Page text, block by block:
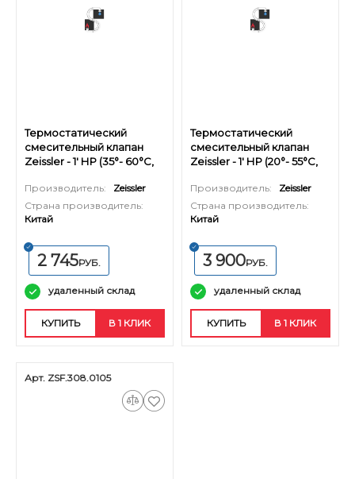
Термостатический
смесительный клапан
Zeissler - 1' НР (35°- 60°C,
Производитель:
Zeissler
Страна производитель:
Китай
2 745РУБ.
удаленный склад
КУПИТЬ В 1 КЛИК
Термостатический
смесительный клапан
Zeissler - 1' НР (20°- 55°C,
Производитель:
Zeissler
Страна производитель:
Китай
3 900РУБ.
удаленный склад
КУПИТЬ В 1 КЛИК
Арт. ZSF.308.0105